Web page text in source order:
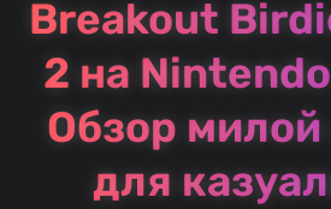
Breakout
2 на
Обзор
для